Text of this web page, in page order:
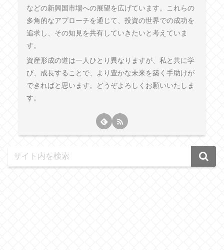
などの新興国市場への展望を広げています。これらの
多角的なアプローチを通じて、投資の世界での成功を
追求し、その知見を共有していきたいと考えていま
す。
資産形成の道は一人ひとり異なりますが、私と共に学
び、成長することで、より豊かな未来を築く手助けが
できればと思います。どうぞよろしくお願いいたしま
す。